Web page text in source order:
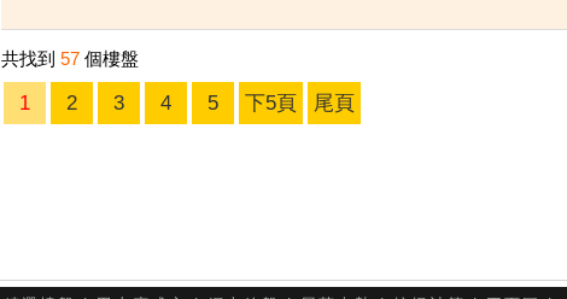
共找到 57 個樓盤
1 2 3 4 5 下5頁 尾頁